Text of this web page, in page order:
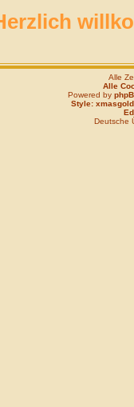
Alle
Alle
Powered by
Style: xmasgold
Deutsche